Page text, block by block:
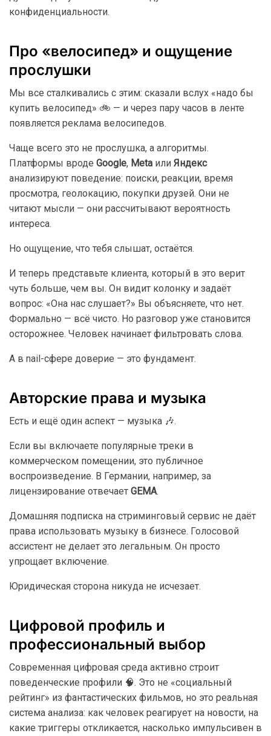
конфиденциальности.
Про «велосипед» и ощущение
прослушки
Мы все сталкивались с этим: сказали вслух «надо бы
купить велосипед» 🚲 — и через пару часов в ленте
появляется реклама велосипедов.
Чаще всего это не прослушка, а алгоритмы.
Платформы вроде Google, Meta или Яндекс
анализируют поведение: поиски, реакции, время
просмотра, геолокацию, покупки друзей. Они не
читают мысли — они рассчитывают вероятность
интереса.
Но ощущение, что тебя слышат, остаётся.
И теперь представьте клиента, который в это верит
чуть больше, чем вы. Он видит колонку и задаёт
вопрос: «Она нас слушает?» Вы объясняете, что нет.
Формально — всё чисто. Но разговор уже становится
осторожнее. Человек начинает фильтровать слова.
А в nail-сфере доверие — это фундамент.
Авторские права и музыка
Есть и ещё один аспект — музыка 🎶.
Если вы включаете популярные треки в
коммерческом помещении, это публичное
воспроизведение. В Германии, например, за
лицензирование отвечает GEMA.
Домашняя подписка на стриминговый сервис не даёт
права использовать музыку в бизнесе. Голосовой
ассистент не делает это легальным. Он просто
упрощает включение.
Юридическая сторона никуда не исчезает.
Цифровой профиль и
профессиональный выбор
Современная цифровая среда активно строит
поведенческие профили 🧠. Это не «социальный
рейтинг» из фантастических фильмов, но это реальная
система анализа: как человек реагирует на новости, на
какие триггеры откликается, насколько импульсивен в